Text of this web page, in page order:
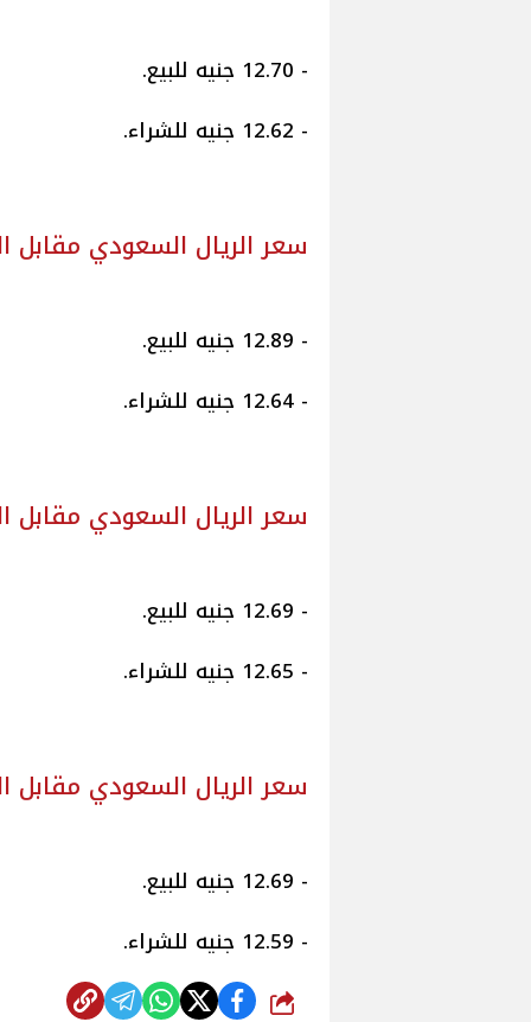
- 12.70 جنيه للبيع.
- 12.62 جنيه للشراء.
سعر الريال السعودي مقابل
- 12.89 جنيه للبيع.
- 12.64 جنيه للشراء.
سعر الريال السعودي مقابل
- 12.69 جنيه للبيع.
- 12.65 جنيه للشراء.
سعر الريال السعودي مقابل
- 12.69 جنيه للبيع.
- 12.59 جنيه للشراء.
شارك